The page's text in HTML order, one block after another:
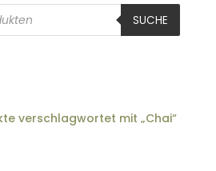
SUCHE
verschlagwortet mit „Chai“